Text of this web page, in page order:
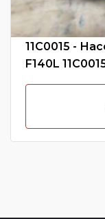
11C0015 -
F140L